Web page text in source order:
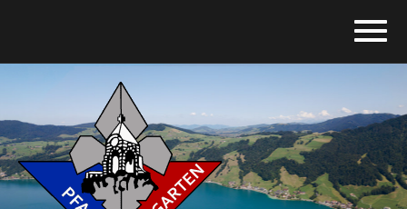
Blog
Über uns